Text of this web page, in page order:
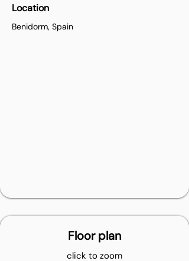
Location
Benidorm, Spain
Floor plan
click to zoom